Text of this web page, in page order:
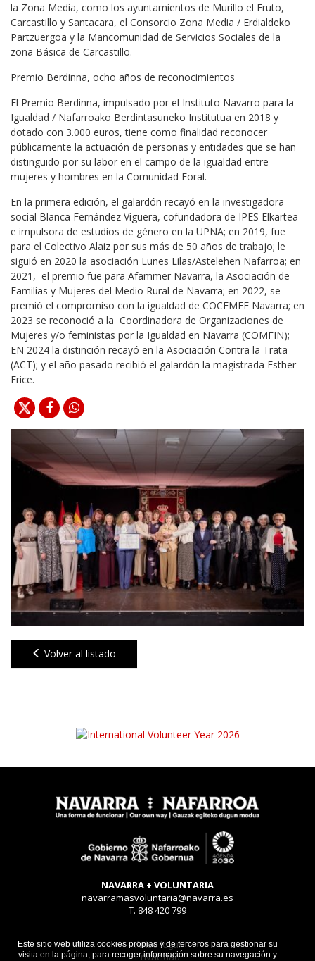
Este sitio web utiliza cookies propias y de terceros para gestionar su
visita en la página, para recoger información sobre su navegación y
la Zona Media, como los ayuntamientos de Murillo el Fruto,
Carcastillo y Santacara, el Consorcio Zona Media / Erdialdeko
Partzuergoa y la Mancomunidad de Servicios Sociales de la
zona Básica de Carcastillo.
Premio Berdinna, ocho años de reconocimientos
El Premio Berdinna, impulsado por el Instituto Navarro para la
Igualdad / Nafarroako Berdintasuneko Institutua en 2018 y
dotado con 3.000 euros, tiene como finalidad reconocer
públicamente la actuación de personas y entidades que se han
distinguido por su labor en el campo de la igualdad entre
mujeres y hombres en la Comunidad Foral.
En la primera edición, el galardón recayó en la investigadora
social Blanca Fernández Viguera, cofundadora de IPES Elkartea
e impulsora de estudios de género en la UPNA; en 2019, fue
para el Colectivo Alaiz por sus más de 50 años de trabajo; le
siguió en 2020 la asociación Lunes Lilas/Astelehen Nafarroa; en
2021, el premio fue para Afammer Navarra, la Asociación de
Familias y Mujeres del Medio Rural de Navarra; en 2022, se
premió el compromiso con la igualdad de COCEMFE Navarra; en
2023 se reconoció a la Coordinadora de Organizaciones de
Mujeres y/o feministas por la Igualdad en Navarra (COMFIN);
EN 2024 la distinción recayó en la Asociación Contra la Trata
(ACT); y el año pasado recibió el galardón la magistrada Esther
Erice.
Volver al listado
NAVARRA + VOLUNTARIA
navarramasvoluntaria@navarra.es
T. 848 420 799
Aviso legal
Privacidad